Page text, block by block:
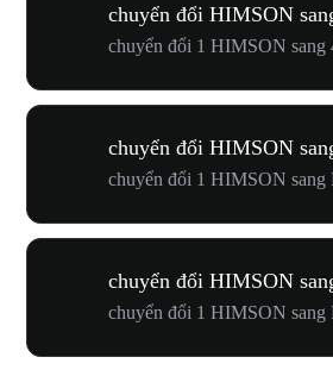
chuyển đổi HIMSON
chuyển đổi HIMSON
chuyển đổi 1 HIMSON sang
chuyển đổi HIMSON
chuyển đổi 1 HIMSON sang